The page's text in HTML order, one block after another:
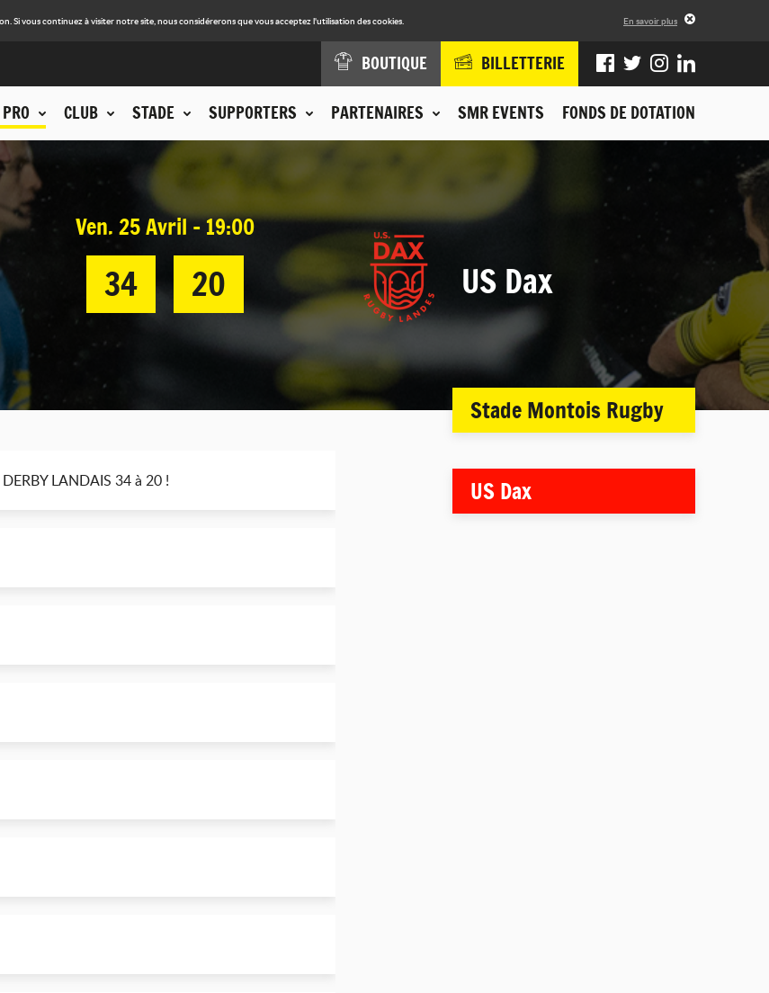
Si vous continuez à visiter notre site, nous considérerons que vous acceptez l'utilisation des cookies. En savoir plus
CLUB STADE SUPPORTERS PARTENAIRES SMR EVENTS FONDS DE DOTATION
BOUTIQUE BILLETTERIE
US Dax
Ven. 25 Avril - 19:00
34 20
LANDAIS 34 à 20 !
Stade Montois Rugby
US Dax